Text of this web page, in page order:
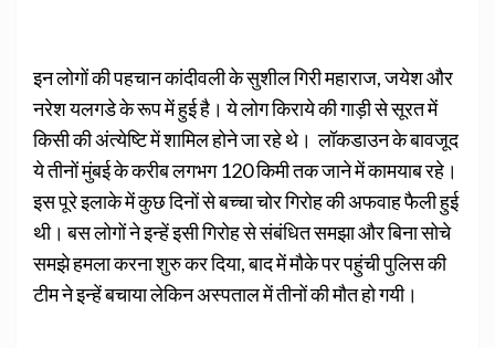
इन लोगों की पहचान कांदीवली के सुशील गिरी महाराज, जयेश और
नरेश यलगडे के रूप में हुई है। ये लोग किराये की गाड़ी से सूरत में
किसी की अंत्‍येष्टि में शामिल होने जा रहे थे। लॉकडाउन के बावजूद
ये तीनों मुंबई के करीब लगभग 120 किमी तक जाने में कामयाब रहे।
इस पूरे इलाके में कुछ दिनों से बच्‍चा चोर गिरोह की अफवाह फैली हुई
थी। बस लोगों ने इन्‍हें इसी गिरोह से संबंधित समझा और बिना सोचे
समझे हमला करना शुरु कर दिया, बाद में मौके पर पहुंची पुलिस की
टीम ने इन्‍हें बचाया लेकिन अस्‍पताल में तीनों की मौत हो गयी।